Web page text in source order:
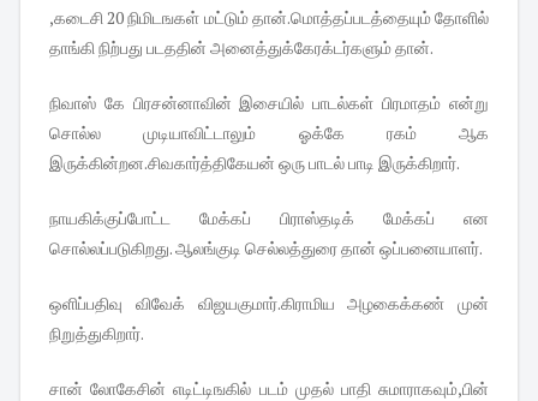
,கடைசி 20 நிமிடஙகள் மட்டும் தான்.மொத்தப்படத்தையும் தோளில்
தாங்கி நிற்பது படததின் அனைத்துக்கேரக்டர்களும் தான்.
நிவாஸ் கே பிரசன்னாவின் இசையில் பாடல்கள் பிரமாதம் என்று
சொல்ல முடியாவிட்டாலும் ஓக்கே ரகம் ஆக
இருக்கின்றன.சிவகார்த்திகேயன் ஒரு பாடல் பாடி இருக்கிறார்.
நாயகிக்குப்போட்ட மேக்கப் பிராஸ்தடிக் மேக்கப் என
சொல்லப்படுகிறது. ஆலங்குடி செல்லத்துரை தான் ஒப்பனையாளர்.
ஒளிப்பதிவு விவேக் விஜயகுமார்.கிராமிய அழகைக்கண் முன்
நிறுத்துகிறார்.
சான் லோகேசின் எடிட்டிஙகில் படம் முதல் பாதி சுமாராகவும்,பின்